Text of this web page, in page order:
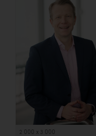
2 000 x 3 000